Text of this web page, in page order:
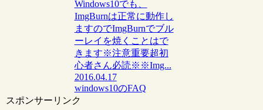
Windows10でも、
ImgBurnは正常に動作し
ますのでImgBurnでブル
ーレイを焼くことはで
きます※注意重要超初
心者さん必読※※Img...
2016.04.17
windows10のFAQ
スポンサーリンク